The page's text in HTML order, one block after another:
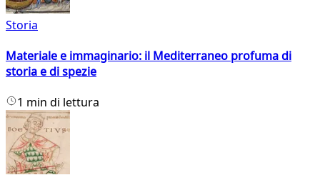
Storia
Materiale e immaginario: il Mediterraneo profuma di
storia e di spezie
1 min di lettura